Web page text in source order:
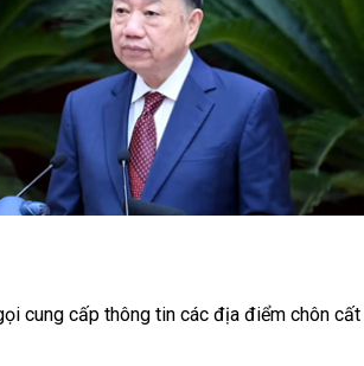
cung cấp thông tin các địa điểm chôn